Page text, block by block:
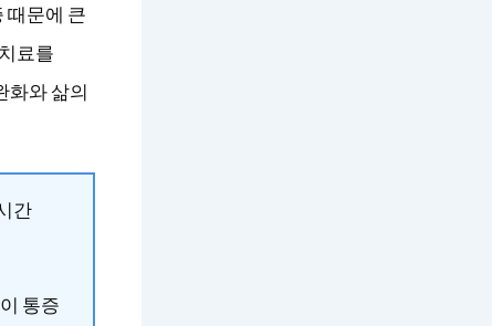
때문에 큰
료를
화와 삶의
간
통증